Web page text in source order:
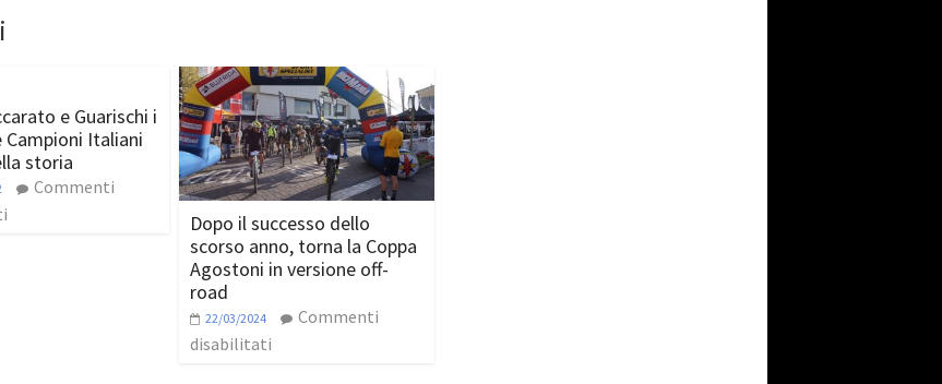
e Guarischi i
Campioni Italiani
storia
Commenti
Dopo il successo dello
scorso anno, torna la Coppa
Agostoni in versione off-
road
22/03/2024
Commenti
disabilitati